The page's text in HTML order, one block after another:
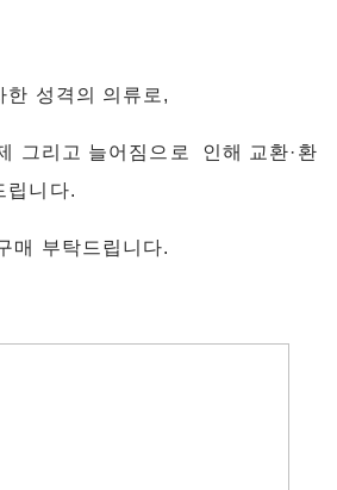
한 성격의 의류로,
그리고 늘어짐으로 인해 교환·환
립니다.
매 부탁드립니다.